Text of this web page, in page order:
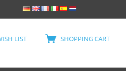
SHOPPING CART
LIST